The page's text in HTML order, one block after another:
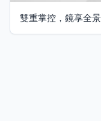
雙重掌控，鏡享全